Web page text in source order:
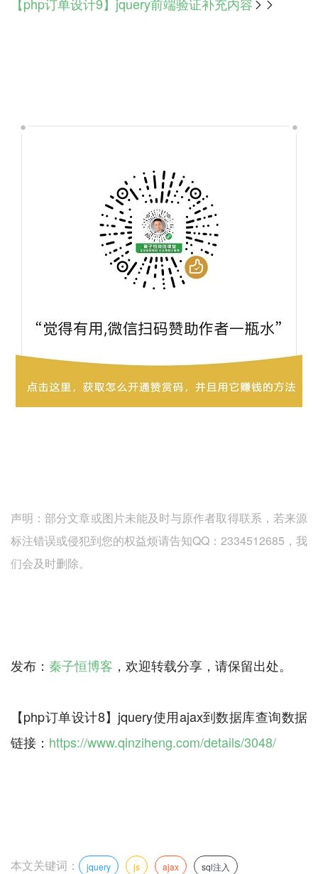

声明：部分文章或图片未能及时与原作者取得联系，若来源
标注错误或侵犯到您的权益烦请告知QQ：2334512685，我
们会及时删除。
发布： 秦子恒博客 ，欢迎转载分享，请保留出处。
【php订单设计8】jquery使用ajax到数据库查询数据
链接： https://www.qinziheng.com/details/3048/
本文关键词： jquery js ajax sql注入